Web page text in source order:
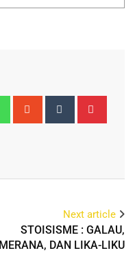
Next article
STOISISME : GALAU,
MERANA, DAN LIKA-LIKU